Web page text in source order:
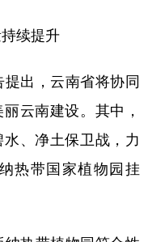
续提升
出，云南省将协同
云南建设。其中，
、净土保卫战，力
热带国家植物园挂